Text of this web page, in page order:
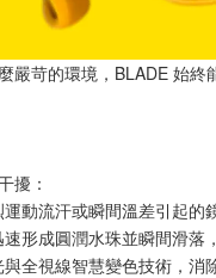
苛的環境，BLADE 始
擾：
動流汗或瞬間溫差引起的
形成圓潤水珠並瞬間滑落
全視線智慧變色技術，消